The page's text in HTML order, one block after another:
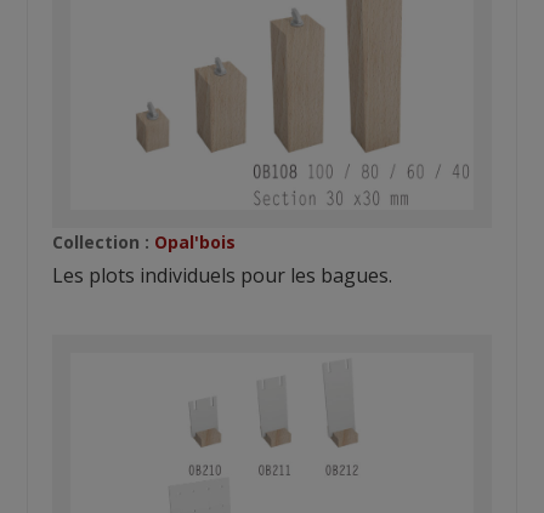
Collection : Opal'bois
Les plots individuels pour les bagues.